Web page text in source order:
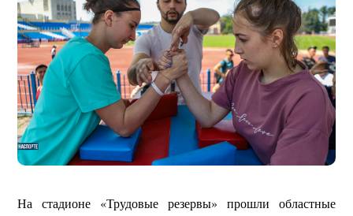
На стадионе «Трудовые резервы» прошли областные